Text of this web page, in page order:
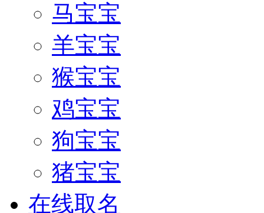
马宝宝
羊宝宝
猴宝宝
鸡宝宝
狗宝宝
猪宝宝
在线取名